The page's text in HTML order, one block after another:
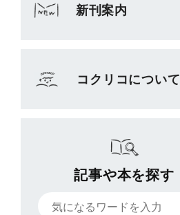
新刊案内
コクリコについて
記事や本を探す